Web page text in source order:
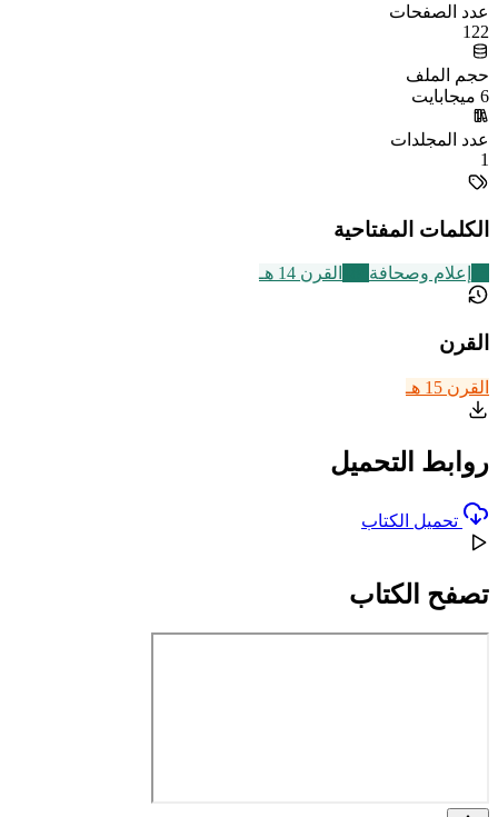
عدد الصفحات
122
حجم الملف
6 ميجابايت
عدد المجلدات
1
الكلمات المفتاحية
إعلام وصحافة القرن 14 هـ
القرن
القرن 15 هـ
روابط التحميل
تحميل الكتاب
تصفح الكتاب